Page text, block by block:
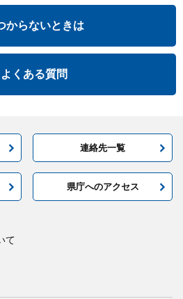
からないときは
よくある質問
連絡先一覧
県庁へのアクセス
て